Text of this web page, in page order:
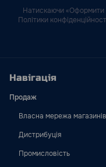
Натискаючи «Оформити
Політики
Навігація
Продаж
Власна мережа магазинів
Дистрибуція
Промисловість